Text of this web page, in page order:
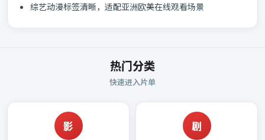
综艺动漫标签清晰，适配亚洲欧美在线观看场景
热门分类
快速进入片单
影 剧